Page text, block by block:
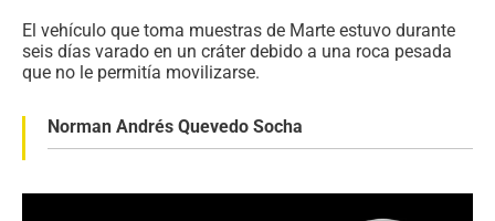
El vehículo que toma muestras de Marte estuvo durante
seis días varado en un cráter debido a una roca pesada
que no le permitía movilizarse.
Norman Andrés Quevedo Socha